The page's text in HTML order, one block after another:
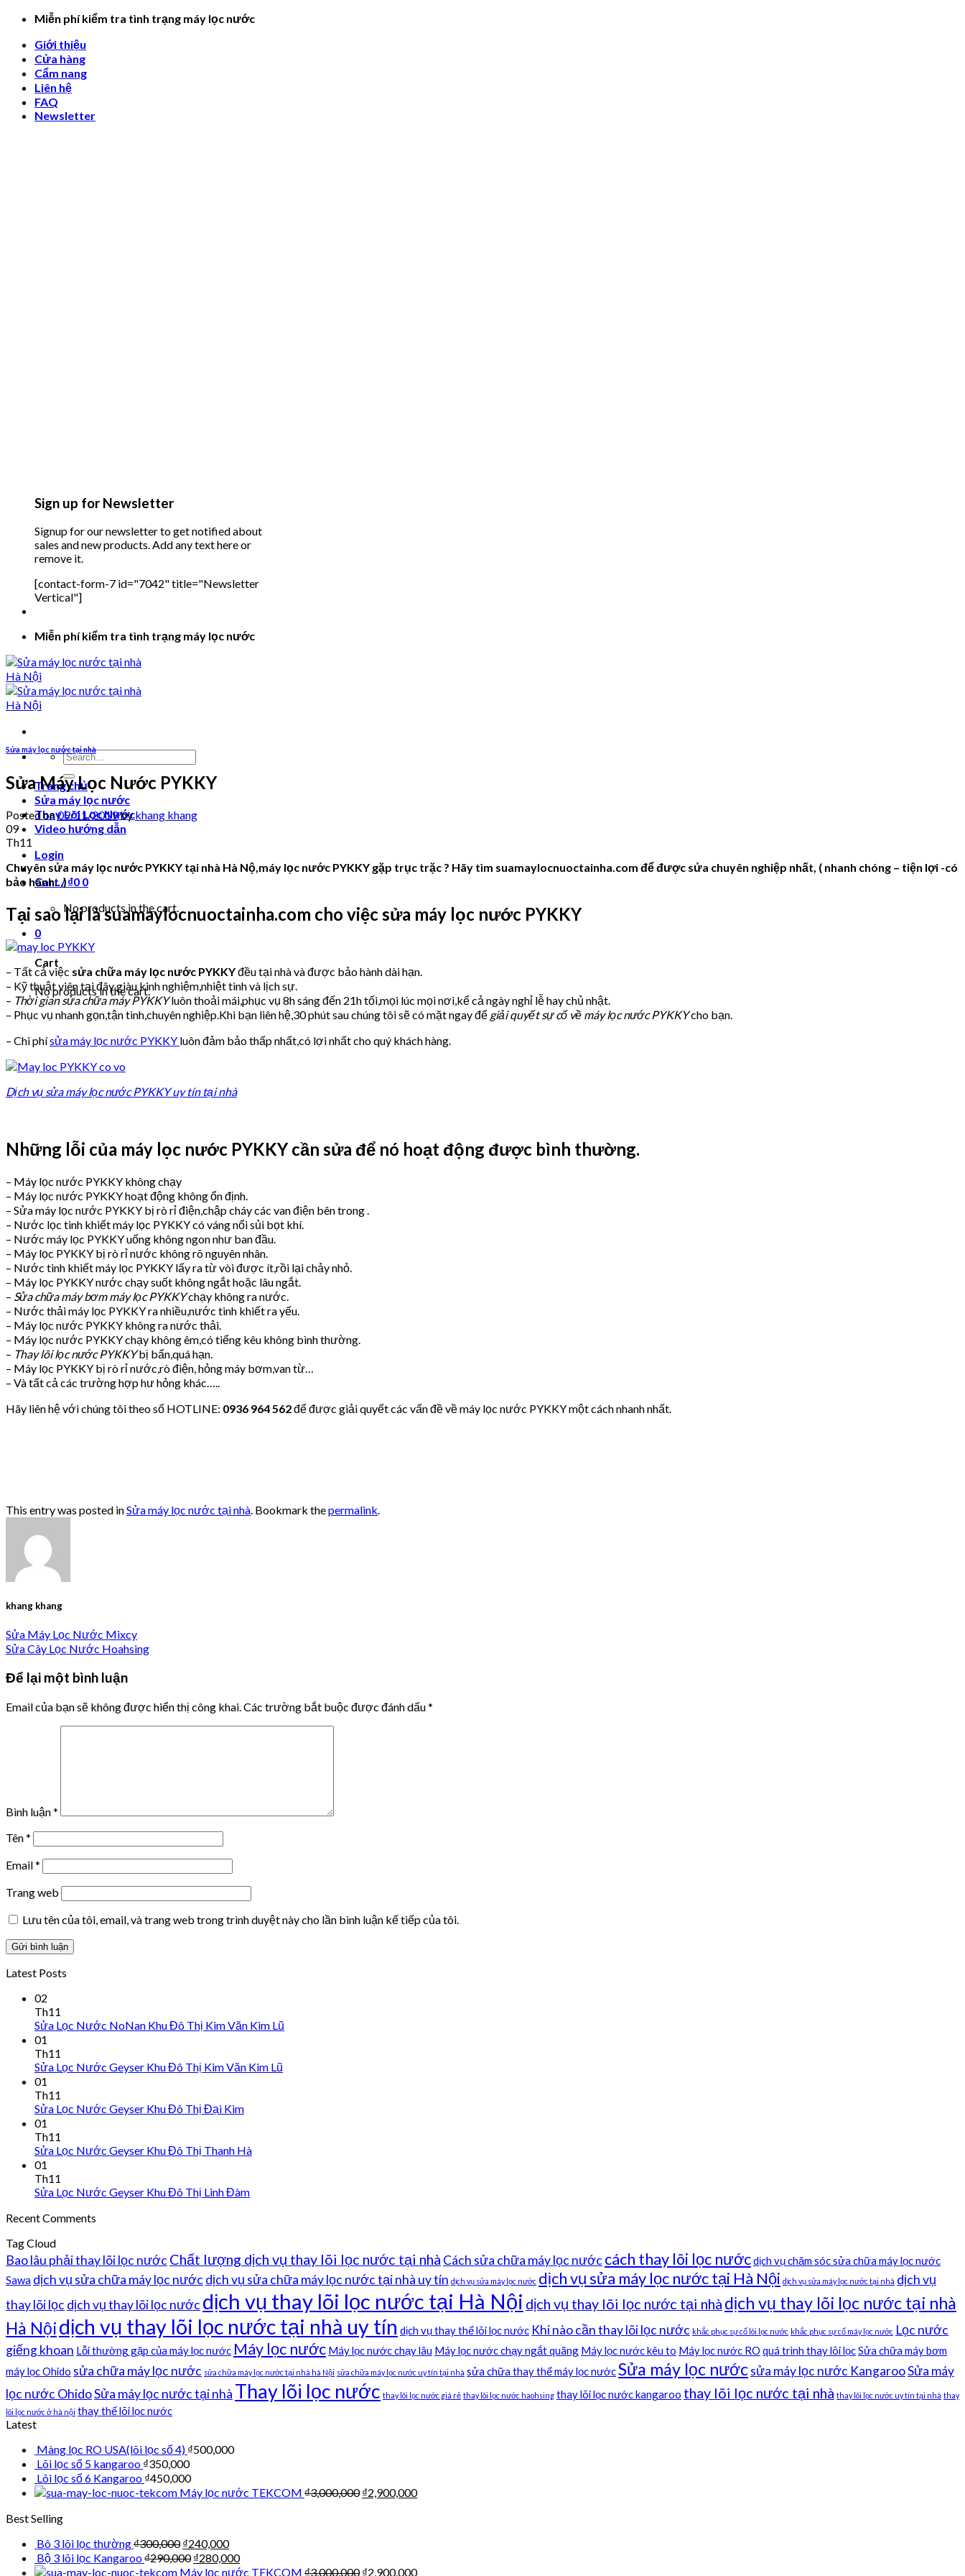
Skip
content
Miễn phí kiểm tra tình trạng máy lọc nước
Giới thiệu
Cửa hàng
Cẩm nang
Liên hệ
FAQ
Newsletter
Sign up for Newsletter
Signup for our newsletter to get notified about
sales and new products. Add any text here or
remove it.
[contact-form-7 id="7042" title="Newsletter
Vertical"]
Miễn phí kiểm tra tình trạng máy lọc nước
Search
for:
Trang chủ
Sửa máy lọc nước
Thay Lõi Lọc Nước
Video hướng dẫn
Login
Cart /₫0 0
No products in the cart.
0
Cart
No products in the cart.
Sửa máy lọc nước tại nhà
Sửa Máy Lọc Nước PYKKY
Posted on09/11/2019bykhang khang
09
Th11
Chuyên sửa máy lọc nước PYKKY tại nhà Hà Nộ,máy lọc nước PYKKY gặp trục trặc ? Hãy tìm suamaylocnuoctainha.com để được sửa chuyên nghiệp nhất, ( nhanh chóng – tiện lợi -có
bảo hành…)
Tại sao lại là suamaylocnuoctainha.com cho việc sửa máy lọc nước PYKKY
– Tất cả việc sửa chữa máy lọc nước PYKKYđều tại nhà và được bảo hành dài hạn.
– Kỹ thuật viên tại đây giàu kinh nghiệm,nhiệt tình và lịch sự.
– Thời gian sửa chữa máy PYKKYluôn thoải mái,phục vụ 8h sáng đến 21h tối,mọi lúc mọi nơi,kể cả ngày nghỉ lễ hay chủ nhật.
– Phục vụ nhanh gọn,tận tình,chuyên nghiệp.Khi bạn liên hệ,30 phút sau chúng tôi sẽ có mặt ngay để giải quyết sự cố về máy lọc nước PYKKYcho bạn.
– Chi phísửa máy lọc nước PYKKY luôn đảm bảo thấp nhất,có lợi nhất cho quý khách hàng.
Dịch vụ sửa máy lọc nước PYKKY uy tín tại nhà
Những lỗi của máy lọc nước PYKKY cần sửa để nó hoạt động được bình thường.
– Máy lọc nước PYKKY không chạy
– Máy lọc nước PYKKY hoạt động không ổn định.
– Sửa máy lọc nước PYKKY bị rò rỉ điện,chập cháy các van điện bên trong .
– Nước lọc tinh khiết máy lọc PYKKY có váng nổi sủi bọt khí.
– Nước máy lọc PYKKY uống không ngon như ban đầu.
– Máy lọc PYKKY bị rò rỉ nước không rõ nguyên nhân.
– Nước tinh khiết máy lọc PYKKY lấy ra từ vòi được ít,rồi lại chảy nhỏ.
– Máy lọc PYKKY nước chạy suốt không ngắt hoặc lâu ngắt.
– Sửa chữa máy bơm máy lọc PYKKYchạy không ra nước.
– Nước thải máy lọc PYKKY ra nhiều,nước tinh khiết ra yếu.
– Máy lọc nước PYKKY không ra nước thải.
– Máy lọc nước PYKKY chạy không êm,có tiếng kêu không bình thường.
– Thay lõi lọc nước PYKKYbị bẩn,quá hạn.
– Máy lọc PYKKY bị rò rỉ nước,rò điện, hỏng máy bơm,van từ…
– Và tất cả các trường hợp hư hỏng khác…..
Hãy liên hệ với chúng tôi theo số HOTLINE: 0936 964 562để được giải quyết các vấn đề về máy lọc nước PYKKY một cách nhanh nhất.
This entry was posted inSửa máy lọc nước tại nhà. Bookmark thepermalink.
khang khang
Sửa Máy Lọc Nước Mixcy
Sửa Cây Lọc Nước Hoahsing
Để lại một bình luận
Email của bạn sẽ không được hiển thị công khai. Các trường bắt buộc được đánh dấu*
Bình luận*
Tên*
Email*
Trang web
Lưu tên của tôi, email, và trang web trong trình duyệt này cho lần bình luận kế tiếp của tôi.
Latest Posts
02
Th11
Sửa Lọc Nước NoNan Khu Đô Thị Kim Văn Kim Lũ
01
Th11
Sửa Lọc Nước Geyser Khu Đô Thị Kim Văn Kim Lũ
01
Th11
Sửa Lọc Nước Geyser Khu Đô Thị Đại Kim
01
Th11
Sửa Lọc Nước Geyser Khu Đô Thị Thanh Hà
01
Th11
Sửa Lọc Nước Geyser Khu Đô Thị Linh Đàm
Recent Comments
Tag Cloud
Bao lâu phải thay lõi lọc nước Chất lượng dịch vụ thay lõi lọc nước tại nhà Cách sửa chữa máy lọc nước cách thay lõi lọc nướcdịch vụ chăm sóc sửa chữa máy lọc nước
Sawa dịch vụ sửa chữa máy lọc nước dịch vụ sửa chữa máy lọc nước tại nhà uy tín dịch vụ sửa máy lọc nước dịch vụ sửa máy lọc nước tại Hà Nội dịch vụ sửa máy lọc nước tại nhà dịch vụ
thay lõi lọc dịch vụ thay lõi lọc nước dịch vụ thay lõi lọc nước tại Hà Nội dịch vụ thay lõi lọc nước tại nhà dịch vụ thay lõi lọc nước tại nhà
Hà Nộidịch vụ thay lõi lọc nước tại nhà uy tín dịch vụ thay thế lõi lọc nước Khi nào cần thay lõi lọc nước khắc phục sự cố lõi lọc nước khắc phục sự cố máy lọc nước Lọc nước
giếng khoan Lỗi thường gặp của máy lọc nước Máy lọc nước Máy lọc nước chạy lâu Máy lọc nước chạy ngắt quãng Máy lọc nước kêu to Máy lọc nước RO quá trình thay lõi lọcSửa chữa máy bơm
máy lọc Ohido sửa chữa máy lọc nước sửa chữa máy lọc nước tại nhà hà Nội sửa chữa máy lọc nước uy tín tại nhà sửa chữa thay thế máy lọc nướcSửa máy lọc nướcsửa máy lọc nước KangarooSửa máy
lọc nước OhidoSửa máy lọc nước tại nhà Thay lõi lọc nước thay lõi lọc nước giá rẻ thay lõi lọc nước haohsing thay lõi lọc nước kangaroo thay lõi lọc nước tại nhà thay lõi lọc nước uy tín tại nhà thay
lõi lọc nước ở hà nội thay thế lõi lọc nước
Latest
Màng lọc RO USA(lõi lọc số 4) ₫500,000
Lõi lọc số 5 kangaroo ₫350,000
Lõi lọc số 6 Kangaroo ₫450,000
Máy lọc nước TEKCOM ₫3,000,000 ₫2,900,000
Best Selling
Bô 3 lõi lọc thường₫300,000 ₫240,000
Bộ 3 lõi lọc Kangaroo₫290,000 ₫280,000
Máy lọc nước TEKCOM ₫3,000,000 ₫2,900,000